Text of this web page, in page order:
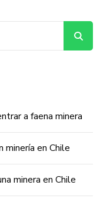
a faena minera
minería en Chile
minera en Chile